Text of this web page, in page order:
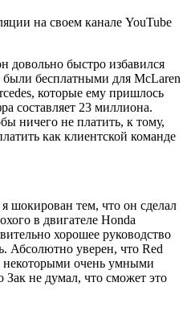
на своем канале YouTube
довольно быстро избавился
были бесплатными для McLaren
которые ему пришлось
составляет 23 миллиона.
ничего не платить, к тому,
как клиентской команде
шокирован тем, что он сделал
в двигателе Honda
хорошее руководство
Абсолютно уверен, что Red
некоторыми очень умными
не думал, что сможет это